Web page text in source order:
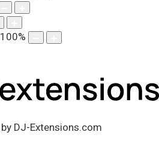
100%
by DJ-Extensions.com